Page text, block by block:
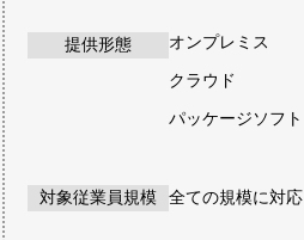
提供形態 オンプレミス
クラウド
パッケージソフト
対象従業員規模 全ての規模に対応